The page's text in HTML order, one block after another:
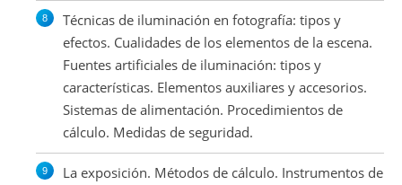
Técnicas de iluminación en fotografía: tipos y
efectos. Cualidades de los elementos de la escena.
Fuentes artificiales de iluminación: tipos y
características. Elementos auxiliares y accesorios.
Sistemas de alimentación. Procedimientos de
cálculo. Medidas de seguridad.
La exposición. Métodos de cálculo. Instrumentos de